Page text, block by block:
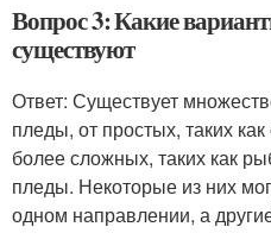
Вопрос 3: Какие
существуют
Ответ: Существует
пледы, от простых, таких
более сложных, таких как
пледы. Некоторые из них
одном направлении, а